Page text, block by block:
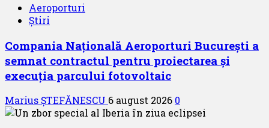
Aeroporturi
Știri
Compania Națională Aeroporturi București a
semnat contractul pentru proiectarea și
execuția parcului fotovoltaic
Marius ȘTEFĂNESCU 6 august 2026 0